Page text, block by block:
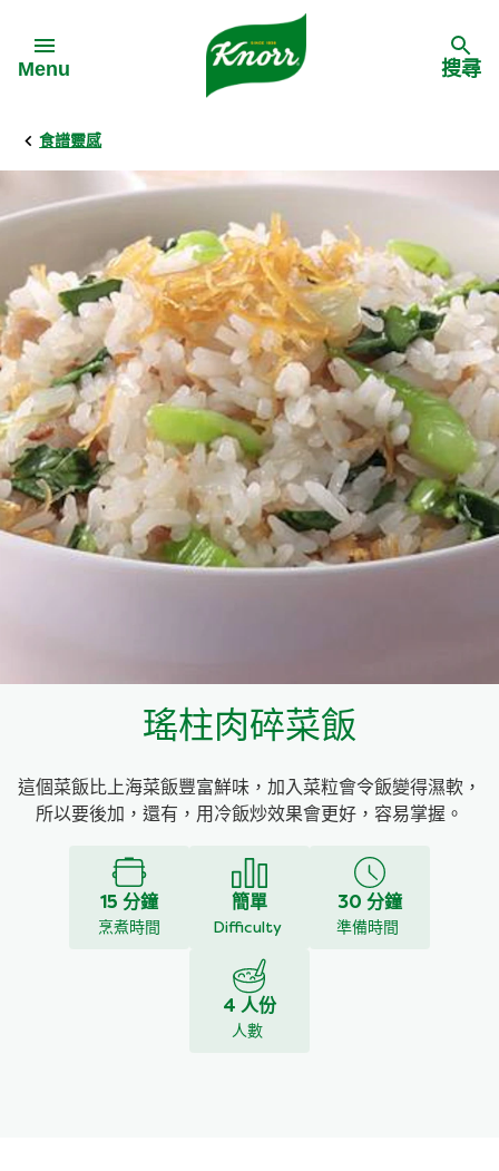
Menu
Back
食譜靈感
料理食材
料理方式
季節節慶
多國料理
料理種類
Back
家樂牌產品
家樂牌純鮮雞粉
家樂牌雞粉
家樂牌鮮菇粉
家樂牌濃湯寶
家樂牌雞汁
家樂牌雞湯粒
家樂牌純鮮清雞湯
Back
主頁
背景
甚麼是愛環境食材
愛環境食材名單
愛環境食材食譜
愛環境食材篩選條件
搜尋
食譜靈感
瑤柱肉碎菜飯
這個菜飯比上海菜飯豐富鮮味，加入菜粒會令飯變得濕軟，
所以要後加，還有，用冷飯炒效果會更好，容易掌握。
15 分鐘
烹煮時間
簡單
Difficulty
30 分鐘
準備時間
4 人份
人數